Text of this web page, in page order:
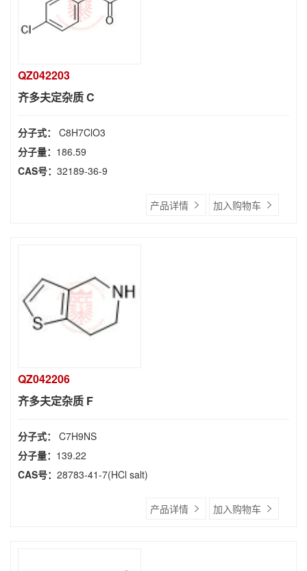
QZ042203
齐多夫定杂质 C
分子式： C8H7ClO3
分子量： 186.59
CAS号： 32189-36-9
产品详情 加入购物车
QZ042206
齐多夫定杂质 F
分子式： C7H9NS
分子量： 139.22
CAS号： 28783-41-7(HCl salt)
产品详情 加入购物车